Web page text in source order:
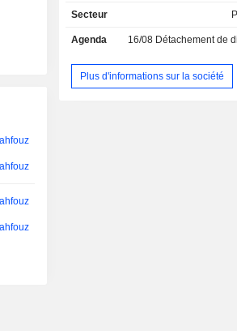
par l'intermédiaire de l'une de ses
Limited Company, Al Sakhaa
CO. L.L.C. La société exploite
pharmacies dans le Royaume
Secteur
Agenda 16/08 Détachement de
Plus d'informations sur la société